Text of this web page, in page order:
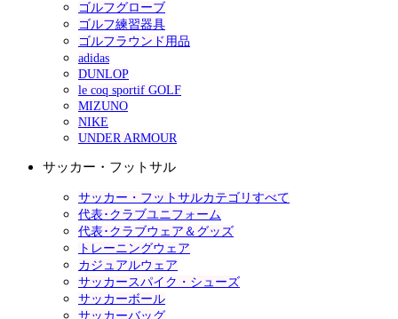
ゴルフグローブ
ゴルフ練習器具
ゴルフラウンド用品
adidas
DUNLOP
le coq sportif GOLF
MIZUNO
NIKE
UNDER ARMOUR
サッカー・フットサル
サッカー・フットサルカテゴリすべて
代表･クラブユニフォーム
代表･クラブウェア＆グッズ
トレーニングウェア
カジュアルウェア
サッカースパイク・シューズ
サッカーボール
サッカーバッグ